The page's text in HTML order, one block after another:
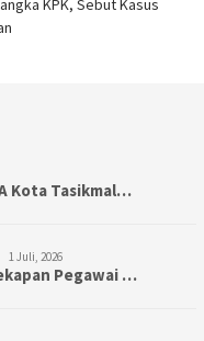
KPK, Sebut Kasus
Kota Tasikmal…
1 Juli, 2026
Pegawai …